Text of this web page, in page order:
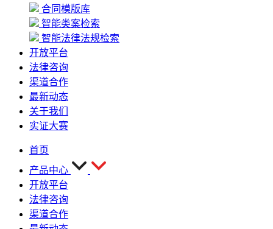
合同模版库
智能类案检索
智能法律法规检索
开放平台
法律咨询
渠道合作
最新动态
关于我们
实证大赛
首页
产品中心
开放平台
法律咨询
渠道合作